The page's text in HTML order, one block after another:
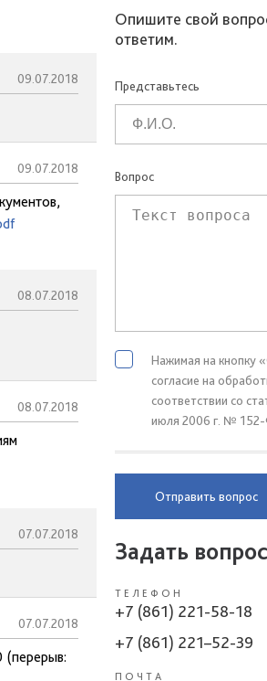
09.07.2018
09.07.2018
08.07.2018
08.07.2018
07.07.2018
07.07.2018
(перерыв:
Опишите свой
ответим.
Представьтесь
Вопрос
Нажимая на кнопку
согласие на
соответствии со
июля 2006 г. №
Отправить вопрос
Задать
ТЕЛЕФОН
+7 (861) 221-58-18
+7 (861) 221–52-39
ПОЧТА